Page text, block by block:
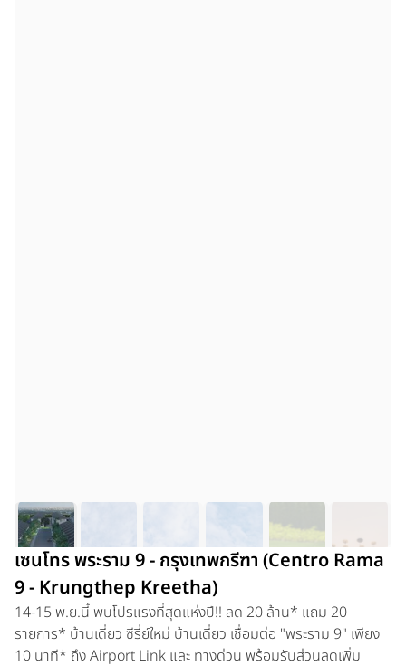
เซนโทร พระราม 9 - กรุงเทพกรีฑา (Centro Rama
9 - Krungthep Kreetha)
14-15 พ.ย.นี้ พบโปรแรงที่สุดแห่งปี!! ลด 20 ล้าน* แถม 20
รายการ* บ้านเดี่ยว ซีรี่ย์ใหม่ บ้านเดี่ยว เชื่อมต่อ "พระราม 9" เพียง
10 นาที* ถึง Airport Link และ ทางด่วน พร้อมรับส่วนลดเพิ่ม